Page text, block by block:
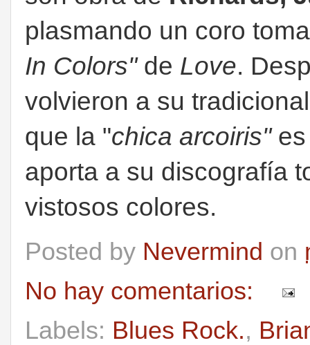
plasmando un coro
In Colors" de Love.
volvieron a su
que la "chica arcoiris"
aporta a su discografía
vistosos colores.
Posted by Nevermind on
No hay comentarios:
Labels: Blues Rock.,